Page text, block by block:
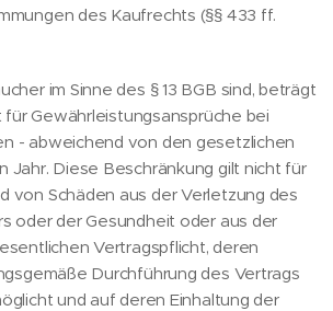
des Kaufrechts (§§ 433 ff.
im Sinne des § 13 BGB sind, beträgt
für Gewährleistungsansprüche bei
- abweichend von den gesetzlichen
Jahr. Diese Beschränkung gilt nicht für
von Schäden aus der Verletzung des
oder der Gesundheit oder aus der
Vertragspflicht, deren
Durchführung des Vertrags
und auf deren Einhaltung der